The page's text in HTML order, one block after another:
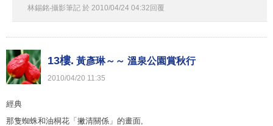
林錫銘‧攝影筆記 於 2010/04/24 04:32 回覆
13樓. 黃彥琳～～ 溫泉公園賞秋行
2010/04/20 11:35
經典
那隻蜘蛛和油桐花「撇清關係」的畫面,